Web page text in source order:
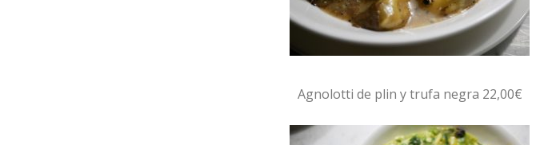
Agnolotti de plin y trufa negra 22,00€